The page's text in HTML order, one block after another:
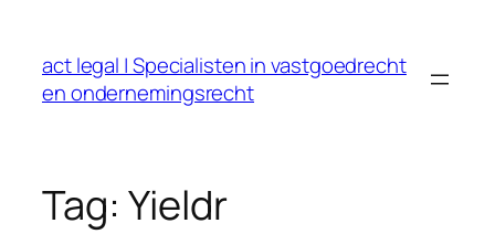
inhoud
act legal | Specialisten in vastgoedrecht
en ondernemingsrecht
Tag: Yieldr